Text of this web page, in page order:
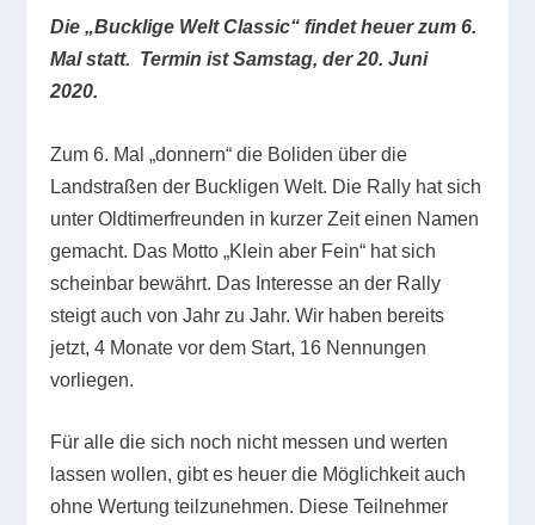
Die „Bucklige Welt Classic“ findet heuer zum 6.
Mal statt. Termin ist Samstag, der 20. Juni
2020.
Zum 6. Mal „donnern“ die Boliden über die
Landstraßen der Buckligen Welt. Die Rally hat sich
unter Oldtimerfreunden in kurzer Zeit einen Namen
gemacht. Das Motto „Klein aber Fein“ hat sich
scheinbar bewährt. Das Interesse an der Rally
steigt auch von Jahr zu Jahr. Wir haben bereits
jetzt, 4 Monate vor dem Start, 16 Nennungen
vorliegen.
Für alle die sich noch nicht messen und werten
lassen wollen, gibt es heuer die Möglichkeit auch
ohne Wertung teilzunehmen. Diese Teilnehmer